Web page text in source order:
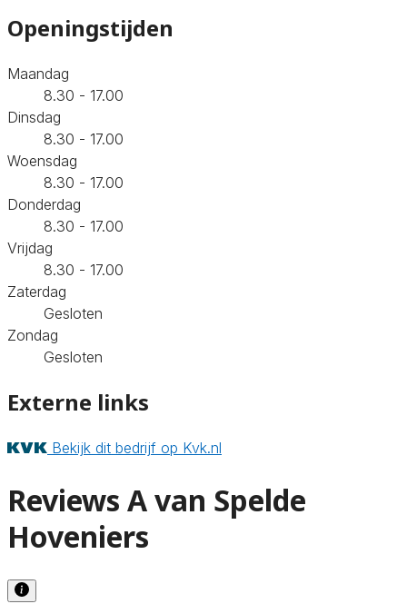
Openingstijden
Maandag
8.30 - 17.00
Dinsdag
8.30 - 17.00
Woensdag
8.30 - 17.00
Donderdag
8.30 - 17.00
Vrijdag
8.30 - 17.00
Zaterdag
Gesloten
Zondag
Gesloten
Externe links
Bekijk dit bedrijf op Kvk.nl
Reviews A van Spelde
Hoveniers